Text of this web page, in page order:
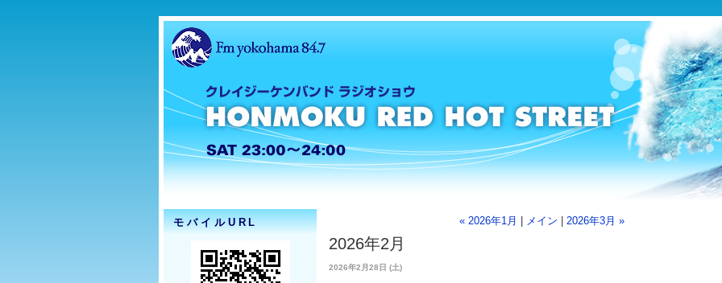
モバイルURL « 2026年1月 メイン 2026年3月 »
2026年2月
2026年2月28日 (土)